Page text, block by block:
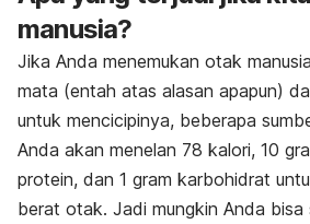
manusia?
Jika Anda menemukan otak
mata (entah atas alasan apapun)
untuk mencicipinya, beberapa
Anda akan menelan 78 kalori, 10
protein, dan 1 gram karbohidrat
berat otak. Jadi mungkin Anda